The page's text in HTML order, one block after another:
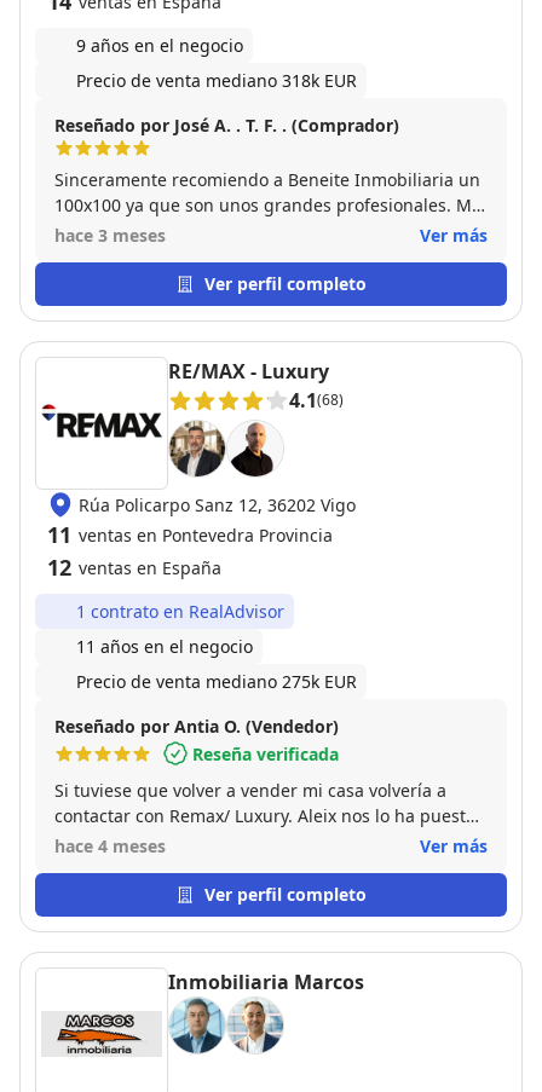
9 años en el negocio
Precio de venta mediano 318k EUR
Reseñado por José A. . T. F. . (Comprador)
Sinceramente recomiendo a Beneite Inmobiliaria un
100x100 ya que son unos grandes profesionales. Me
han asesorado perfectamente en todo el proceso de
hace 3 meses Ver más
Ver perfil completo
RE/MAX - Luxury
4.1(68)
Rúa Policarpo Sanz 12, 36202 Vigo
11 ventas en Pontevedra Provincia
12 ventas en España
1 contrato en RealAdvisor
11 años en el negocio
Precio de venta mediano 275k EUR
Reseñado por Antia O. (Vendedor)
Reseña verificada
Si tuviese que volver a vender mi casa volvería a
contactar con Remax/ Luxury. Aleix nos lo ha puesto
todo muy fácil a la hora de acompañarnos en la
disfrutar con él, es el mejor!
hace 4 meses Ver más
Ver perfil completo
Inmobiliaria Marcos